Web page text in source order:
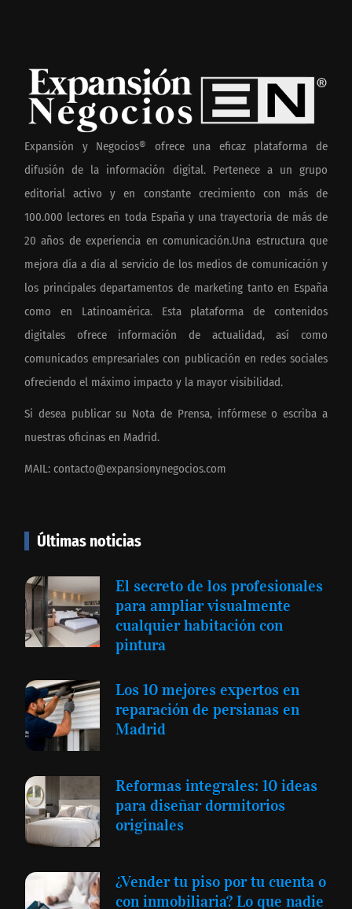
Expansión y Negocios® ofrece una eficaz plataforma de
difusión de la información digital. Pertenece a un grupo
editorial activo y en constante crecimiento con más de
100.000 lectores en toda España y una trayectoria de más de
20 años de experiencia en comunicación.Una estructura que
mejora día a día al servicio de los medios de comunicación y
los principales departamentos de marketing tanto en España
como en Latinoamérica. Esta plataforma de contenidos
digitales ofrece información de actualidad, así como
comunicados empresariales con publicación en redes sociales
ofreciendo el máximo impacto y la mayor visibilidad.
Si desea publicar su Nota de Prensa, infórmese o escriba a
nuestras oficinas en Madrid.
MAIL: contacto@expansionynegocios.com
Últimas noticias
El secreto de los profesionales
para ampliar visualmente
cualquier habitación con
pintura
Los 10 mejores expertos en
reparación de persianas en
Madrid
Reformas integrales: 10 ideas
para diseñar dormitorios
originales
¿Vender tu piso por tu cuenta o
con inmobiliaria? Lo que nadie